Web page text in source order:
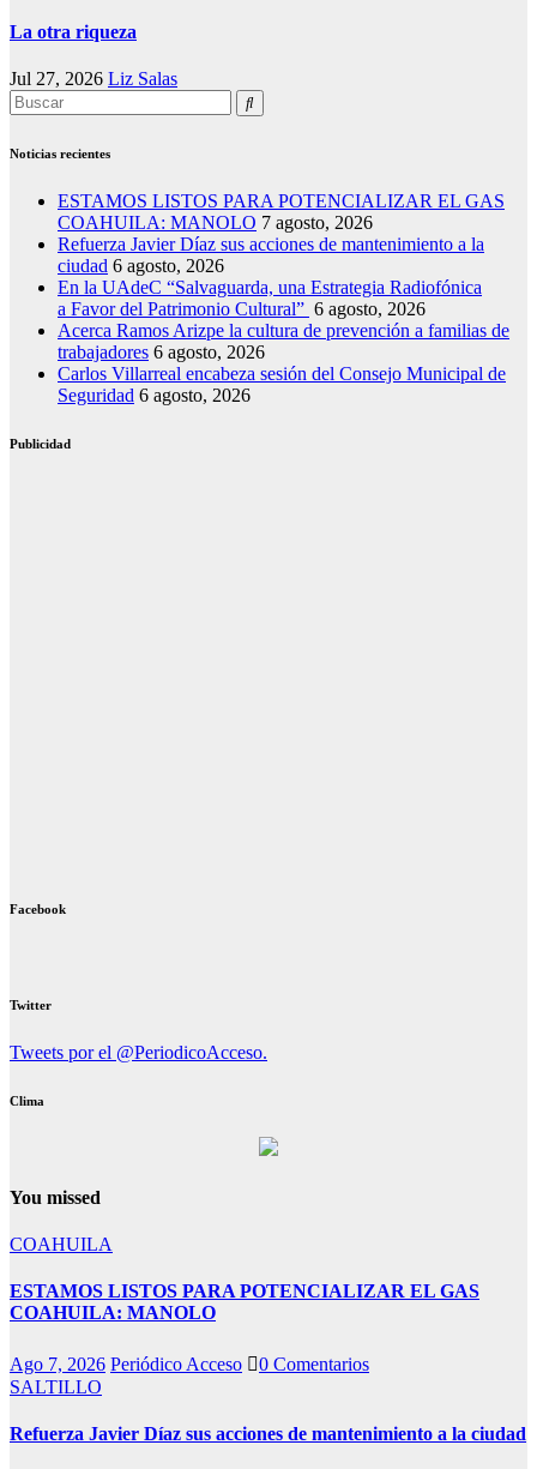
La otra riqueza
Jul 27, 2026 Liz Salas
Noticias recientes
ESTAMOS LISTOS PARA POTENCIALIZAR EL GAS
COAHUILA: MANOLO 7 agosto, 2026
Refuerza Javier Díaz sus acciones de mantenimiento a la
ciudad 6 agosto, 2026
En la UAdeC “Salvaguarda, una Estrategia Radiofónica
a Favor del Patrimonio Cultural” 6 agosto, 2026
Acerca Ramos Arizpe la cultura de prevención a familias de
trabajadores 6 agosto, 2026
Carlos Villarreal encabeza sesión del Consejo Municipal de
Seguridad 6 agosto, 2026
Publicidad
Facebook
Twitter
Tweets por el @PeriodicoAcceso.
Clima
You missed
COAHUILA
ESTAMOS LISTOS PARA POTENCIALIZAR EL GAS
COAHUILA: MANOLO
Ago 7, 2026 Periódico Acceso
0 Comentarios
SALTILLO
Refuerza Javier Díaz sus acciones de mantenimiento a la ciudad